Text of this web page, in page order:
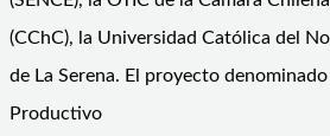
(CChC), la Universidad Católica del
de La Serena. El proyecto
Productivo